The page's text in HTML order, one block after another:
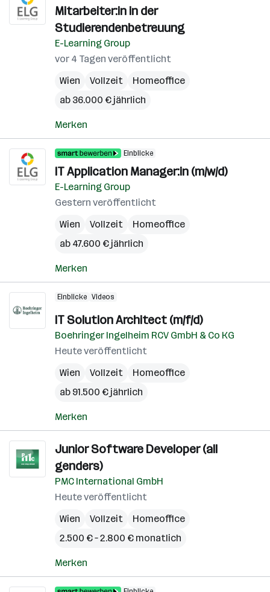
Mitarbeiter:in in der
Studierendenbetreuung
E-Learning Group
vor 4 Tagen veröffentlicht
Wien
Vollzeit
Homeoffice
ab 36.000 € jährlich
Merken
Einblicke
IT Application Manager:in (m/w/d)
E-Learning Group
Gestern veröffentlicht
Wien
Vollzeit
Homeoffice
ab 47.600 € jährlich
Merken
Einblicke Videos
IT Solution Architect (m/f/d)
Boehringer Ingelheim RCV GmbH & Co KG
Heute veröffentlicht
Wien
Vollzeit
Homeoffice
ab 91.500 € jährlich
Merken
Junior Software Developer (all
genders)
PMC International GmbH
Heute veröffentlicht
Wien
Vollzeit
Homeoffice
2.500 € – 2.800 € monatlich
Merken